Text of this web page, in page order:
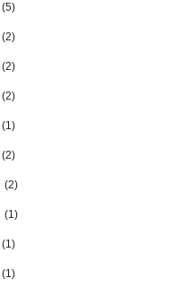
(5)
(2)
(2)
(2)
(1)
(2)
(2)
(1)
(1)
(1)